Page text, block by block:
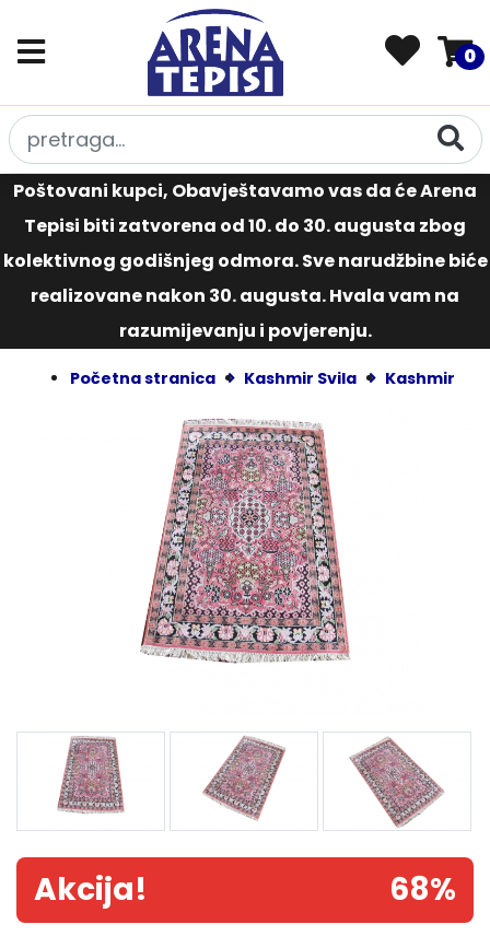
0
Poštovani kupci, Obavještavamo vas da će Arena
Tepisi biti zatvorena od 10. do 30. augusta zbog
kolektivnog godišnjeg odmora. Sve narudžbine biće
realizovane nakon 30. augusta. Hvala vam na
razumijevanju i povjerenju.
Početna stranica Kashmir Svila Kashmir
Akcija! 68%